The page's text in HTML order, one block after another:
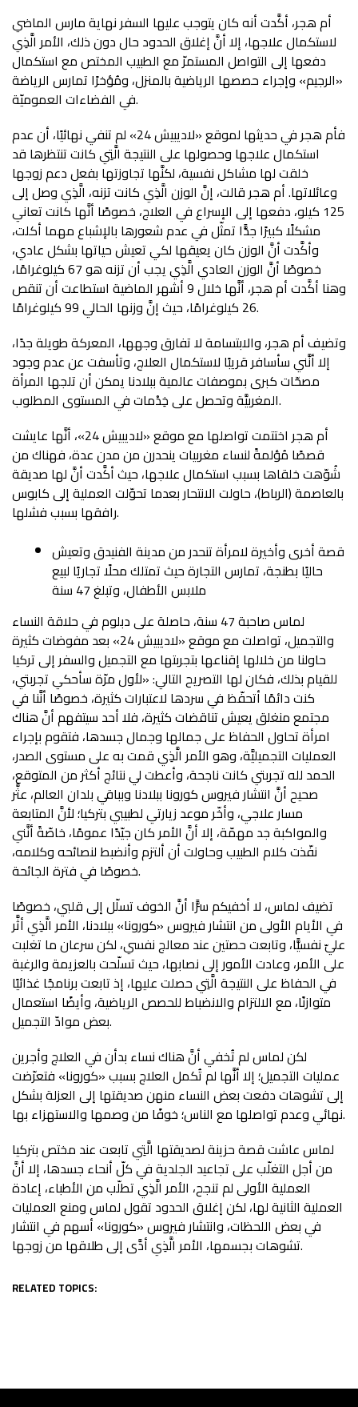
أم هجر، أكَّدت أنه كان يتوجب عليها السفر نهاية مارس الماضي
لاستكمال علاجها، إلا أنَّ إغلاق الحدود حال دون ذلك، الأمر الَّذِي
دفعها إلى التواصل المستمرّ مع الطبيب المختص مع استكمال
«الرجيم» وإجراء حصصها الرياضية بالمنزل، ومُؤخرًا تمارس الرياضة
في الفضاءات العموميّة.
فأم هجر في حديثها لموقع «لاديبيش 24» لم تنفي نهائيًا، أن عدم
استكمال علاجها وحصولها على النتيجة الَّتِي كانت تنتظرها قد
خلقت لها مشاكل نفسية، لكنَّها تجاوزتها بفعل دعم زوجها
وعائلاتها. أم هجر قالت، إنَّ الوزن الَّذِي كانت تزنه، الَّذِي وصل إلى
125 كيلو، دفعها إلى الإسراع في العلاج، خصوصًا أنَّها كانت تعاني
مشكلًا كبيرًا جدًّا تمثّل في عدم شعورها بالإشباع مهما أكلت،
وأكَّدت أنَّ الوزن كان يعيقها لكي تعيش حياتها بشكل عادي،
خصوصًا أنَّ الوزن العادي الَّذِي يجب أن تزنه هو 67 كيلوغرامًا،
وهنا أكَّدت أم هجر، أنَّها خلال 9 أشهر الماضية استطاعت أن تنقص
26 كيلوغرامًا، حيث إنَّ وزنها الحالي 99 كيلوغرامًا.
وتضيف أم هجر، والابتسامة لا تفارق وجهها، المعركة طويلة جدًا،
إلا أنَّني سأسافر قريبًا لاستكمال العلاج، وتأسفت عن عدم وجود
مصحّات كبرى بموصفات عالمية ببلادنا يمكن أن تلجها المرأة
المغربيَّة وتحصل على خِدْمات في المستوى المطلوب.
أم هجر اختتمت تواصلها مع موقع «لاديبيش 24»، أنَّها عايشت
قصصًا مُؤلمةً لنساء مغربيات ينحدرن من مدن عدة، فهناك من
شُوّهت خلقاها بسبب استكمال علاجها، حيث أكَّدت أنَّ لها صديقة
بالعاصمة (الرباط)، حاولت الانتحار بعدما تحوّلت العملية إلى كابوس
رافقها بسبب فشلها.
قصة أخرى وأخيرة لامرأة تنحدر من مدينة الفنيدق وتعيش
حاليًا بطنجة، تمارس التجارة حيث تمتلك محلًا تجاريًا لبيع
ملابس الأطفال، وتبلغ 47 سنة
لماس صاحبة 47 سنة، حاصلة على دبلوم في حلاقة النساء
والتجميل، تواصلت مع موقع «لاديبيش 24» بعد مفوضات كثيرة
حاولنا من خلالها إقناعها بتجربتها مع التجميل والسفر إلى تركيا
للقيام بذلك، فكان لها التصريح التالي: «لأول مرّة سأحكي تجربتي،
كنت دائمًا أتحفّظ في سردها لاعتبارات كثيرة، خصوصًا أنَّنا في
مجتمع منغلق يعيش تناقضات كثيرة، فلا أحد سيتفهم أنَّ هناك
امرأة تحاول الحفاظ على جمالها وجمال جسدها، فتقوم بإجراء
العمليات التجميليَّة، وهو الأمر الَّذِي قمت به على مستوى الصدر،
الحمد لله تجربتي كانت ناجحة، وأعطت لي نتائج أكثر من المتوقع،
صحيح أنَّ انتشار فيروس كورونا ببلادنا وبباقي بلدان العالم، عثَّر
مسار علاجي، وأخّر موعد زيارتي لطبيبي بتركيا؛ لأنَّ المتابعة
والمواكبة جد مهمّة، إلا أنَّ الأمر كان جيّدًا عمومًا، خاصّةً أنَّني
نفّذت كلام الطبيب وحاولت أن ألتزم وأنضبط لنصائحه وكلامه،
خصوصًا في فترة الجائحة.
تضيف لماس، لا أخفيكم سرًّا أنَّ الخوف تسلّل إلى قلبي، خصوصًا
في الأيام الأولى من انتشار فيروس «كورونا» ببلادنا، الأمر الَّذِي أثَّر
عليّ نفسيًّا، وتابعت حصتين عند معالج نفسي، لكن سرعان ما تغلبت
على الأمر، وعادت الأمور إلى نصابها، حيث تسلّحت بالعزيمة والرغبة
في الحفاظ على النتيجة الَّتِي حصلت عليها، إذ تابعت برنامجًا غذائيًا
متوازنًا، مع الالتزام والانضباط للحصص الرياضية، وأيضًا استعمال
بعض موادّ التجميل.
لكن لماس لم تُخفي أنَّ هناك نساء بدأن في العلاج وأجرين
عمليات التجميل؛ إلا أنَّها لم تُكمل العلاج بسبب «كورونا» فتعرّضت
إلى تشوهات دفعت بعض النساء منهن صديقتها إلى العزلة بشكل
نهائي وعدم تواصلها مع الناس؛ خوفًا من وصمها والاستهزاء بها.
لماس عاشت قصة حزينة لصديقتها الَّتِي تابعت عند مختص بتركيا
من أجل التغلّب على تجاعيد الجلدية في كلّ أنحاء جسدها، إلا أنَّ
العملية الأولى لم تنجح، الأمر الَّذِي تطلّب من الأطباء، إعادة
العملية الثانية لها، لكن إغلاق الحدود تقول لماس ومنع العمليات
في بعض اللحظات، وانتشار فيروس «كورونا» أسهم في انتشار
تشوهات بجسمها، الأمر الَّذِي أدَّى إلى طلاقها من زوجها.
RELATED TOPICS: